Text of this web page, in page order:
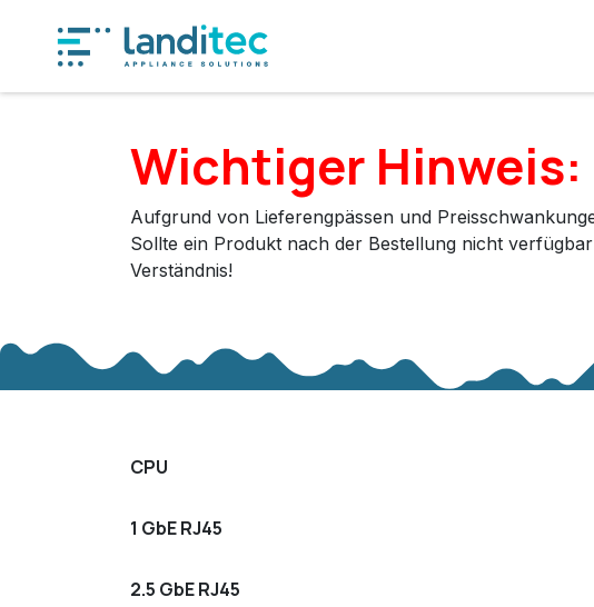
Wichtiger Hinweis:
Aufgrund von Lieferengpässen und
Sollte ein Produkt nach der Bestellung nicht
Verständnis!
CPU
1 GbE RJ45
2.5 GbE RJ45